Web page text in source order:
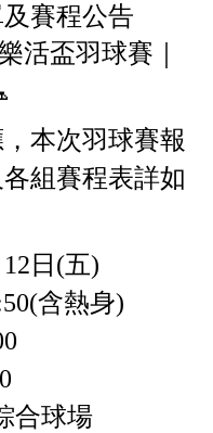
賽程公告
活盃羽球賽｜
本次羽球賽報
組賽程表詳如
日(五)
含熱身)
合球場